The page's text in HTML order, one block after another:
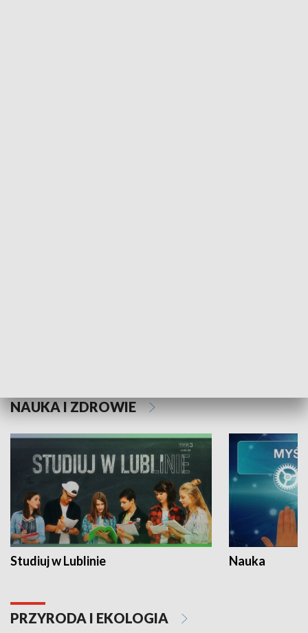
NAUKA I ZDROWIE
Studiuj w Lublinie Nauka
PRZYRODA I EKOLOGIA